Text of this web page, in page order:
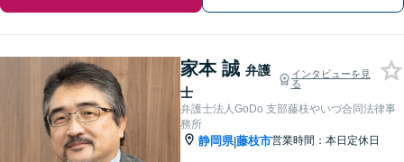
家本 誠 弁護
士
インタビューを見
る
弁護士法人GoDo 支部藤枝やいづ合同法律事
務所
静岡県|藤枝市営業時間：本日定休日